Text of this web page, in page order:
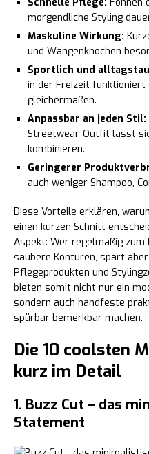
morgendliche Styling
Maskuline Wirkung:
und Wangenknochen
Sportlich und
in der Freizeit funktioniert
gleichermaßen.
Anpassbar an jeden Stil:
Streetwear-Outfit lässt
kombinieren.
Geringerer
auch weniger Shampoo,
Diese Vorteile erklären,
einen kurzen Schnitt
Aspekt: Wer regelmäßig
saubere Konturen, spart
Pflegeprodukten und
bieten somit nicht nur ein
sondern auch handfeste
spürbar bemerkbar machen.
Die 10 coolsten
kurz im Detail
1. Buzz Cut – das
Statement